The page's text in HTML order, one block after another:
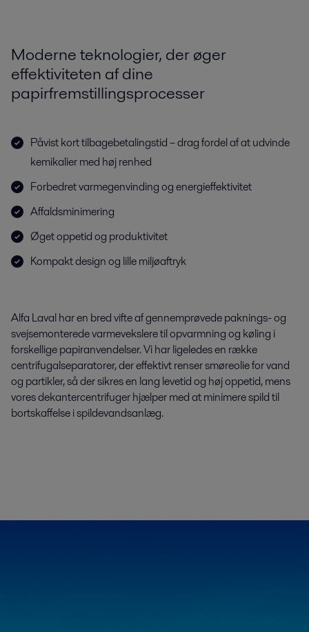
Moderne teknologier, der øger
effektiviteten af dine
papirfremstillingsprocesser
Påvist kort tilbagebetalingstid – drag fordel af at udvinde
kemikalier med høj renhed
Forbedret varmegenvinding og energieffektivitet
Affaldsminimering
Øget oppetid og produktivitet
Kompakt design og lille miljøaftryk
Alfa Laval har en bred vifte af gennemprøvede paknings- og
svejsemonterede varmevekslere til opvarmning og køling i
forskellige papiranvendelser. Vi har ligeledes en række
centrifugalseparatorer, der effektivt renser smøreolie for vand
og partikler, så der sikres en lang levetid og høj oppetid, mens
vores dekantercentrifuger hjælper med at minimere spild til
bortskaffelse i spildevandsanlæg.